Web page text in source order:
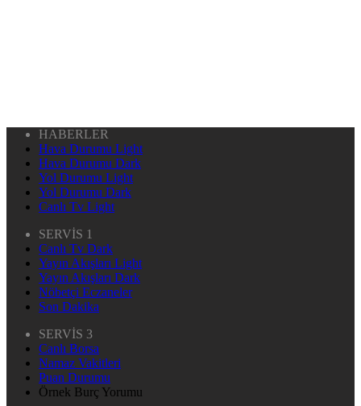
HABERLER
Hava Durumu Light
Hava Durumu Dark
Yol Durumu Light
Yol Durumu Dark
Canlı Tv Light
SERVİS 1
Canlı Tv Dark
Yayın Akışları Light
Yayın Akışları Dark
Nöbetçi Eczaneler
Son Dakika
SERVİS 3
Canlı Borsa
Namaz Vakitleri
Puan Durumu
Örnek Burç Yorumu